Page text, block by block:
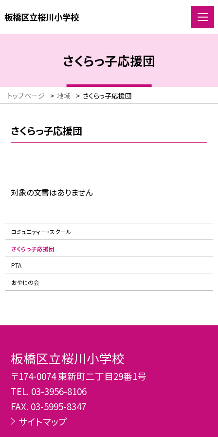
板橋区立桜川小学校
さくらっ子応援団
トップページ > 地域 > さくらっ子応援団
さくらっ子応援団
対象の文書はありません
コミュニティー・スクール
さくらっ子応援団
PTA
おやじの会
板橋区立桜川小学校
〒174-0074 東新町二丁目29番1号
TEL. 03-3956-8106
FAX. 03-5995-8347
サイトマップ